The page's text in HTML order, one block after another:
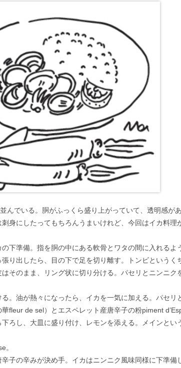
でいる。胴がふっくら盛り上がっていて、透明感が
身にしたってもちろんうまいけれど、今回はイカ料理
下準備。指を胴の中にある軟骨とワタの間に入れるよ
り出したら、目の下で足を切り離す。トンビというく
そのまま、リング状に切り分ける。パセリとニンニク
。油が熱々になったら、イカを一気に加える。パセリ
fleur de sel）とエスペレット産唐辛子の粉piment
ろし、大皿に盛り付け、レモンを添える。メインとい
。
子の辛みが決め手。イカはニンニク風味同様に下準備